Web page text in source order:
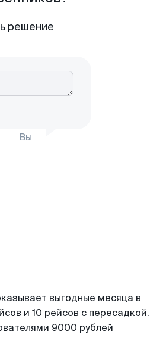
решение
Вы
выгодные месяца в
и 10 рейсов с пересадкой.
9000 рублей